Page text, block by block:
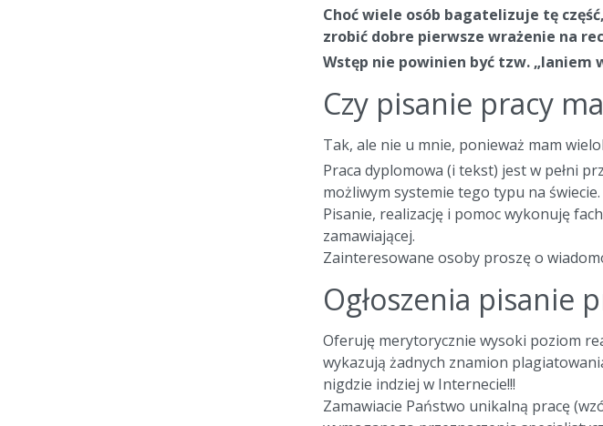
Choć wiele osób bagatelizuje tę
zrobić dobre pierwsze wrażenie na
Wstęp nie powinien być tzw. „laniem
Czy pisanie pracy
Tak, ale nie u mnie, ponieważ mam
Praca dyplomowa (i tekst) jest w pełni
możliwym systemie tego typu na świecie.
Pisanie, realizację i pomoc wykonuję
zamawiającej.
Zainteresowane osoby proszę o
Ogłoszenia pisanie
Oferuję merytorycznie wysoki poziom
wykazują żadnych znamion
nigdzie indziej w Internecie!!!
Zamawiacie Państwo unikalną pracę